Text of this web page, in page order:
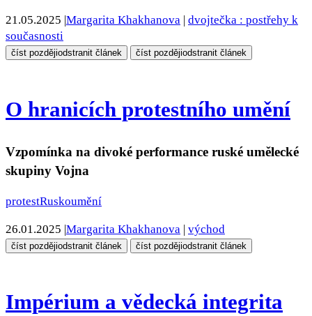
21.05.2025 Margarita Khakhanova dvojtečka : postřehy k
současnosti
číst pozdějiodstranit článek číst pozdějiodstranit článek
O hranicích protestního umění
Vzpomínka na divoké performance ruské umělecké
skupiny Vojna
protestRuskoumění
26.01.2025 |Margarita Khakhanova | východ
číst pozdějiodstranit článek číst pozdějiodstranit článek
Impérium a vědecká integrita